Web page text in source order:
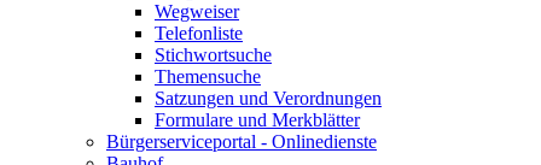
Wegweiser
Telefonliste
Stichwortsuche
Themensuche
Satzungen und Verordnungen
Formulare und Merkblätter
Bürgerserviceportal - Onlinedienste